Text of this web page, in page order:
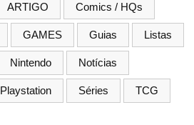
ARTIGO Comics / HQs
GAMES Guias Listas
Nintendo Notícias
Playstation Séries TCG